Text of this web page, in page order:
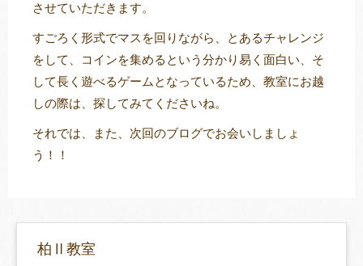
させていただきます。
すごろく形式でマスを回りながら、とあるチャレンジ
をして、コインを集めるという分かり易く面白い、そ
して長く遊べるゲームとなっているため、教室にお越
しの際は、探してみてくださいね。
それでは、また、次回のブログでお会いしましょ
う！！
柏Ⅱ教室